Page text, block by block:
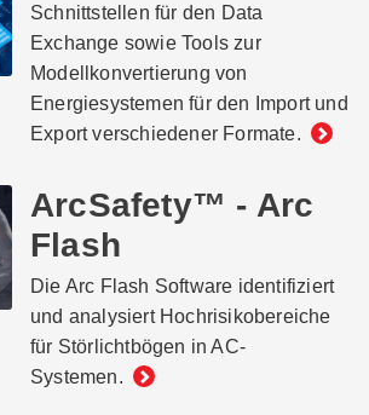
Schnittstellen für den Data
Exchange sowie Tools zur
Modellkonvertierung von
Energiesystemen für den Import und
Export verschiedener Formate.
ArcSafety™ - Arc
Flash
Die Arc Flash Software identifiziert
und analysiert Hochrisikobereiche
für Störlichtbögen in AC-
Systemen.